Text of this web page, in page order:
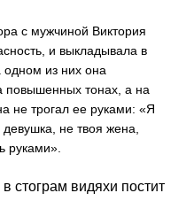
с мужчиной Виктория
и выкладывала в
одном из них она
повышенных тонах, а на
не трогал ее руками: «Я
не твоя жена,
руками».
стограм видяхи постит